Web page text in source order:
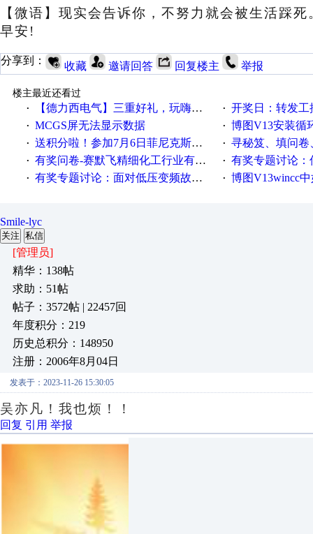
【微语】 现实会告诉你，不努力就会被生活踩
早安!
分享到： 收藏 邀请回答 回复楼主 举报
楼主最近还看过
·
【德力西电气】三重好礼，玩嗨夏日！ · 开奖日：转发工控速派
· MCGS屏无法显示数据 · 博图V13安装循环重启
· 送积分啦！参加7月6日菲尼克斯在线研讨会即得 · 寻秘笈、填问卷
· 有奖问卷-赛默飞精细化工行业有奖调查来袭！ · 有奖专题讨论：伺服选择
· 有奖专题讨论：面对低压变频故障，老手是这样解决的！ · 博图V13wincc中如何
Smile-lyc
关注 私信
[管理员]
精华：138帖
求助：51帖
帖子：3572帖 | 22457回
年度积分：219
历史总积分：148950
注册：2006年8月04日
发表于：2023-11-26 15:30:05
吴亦凡！我也烦！！
回复 引用 举报